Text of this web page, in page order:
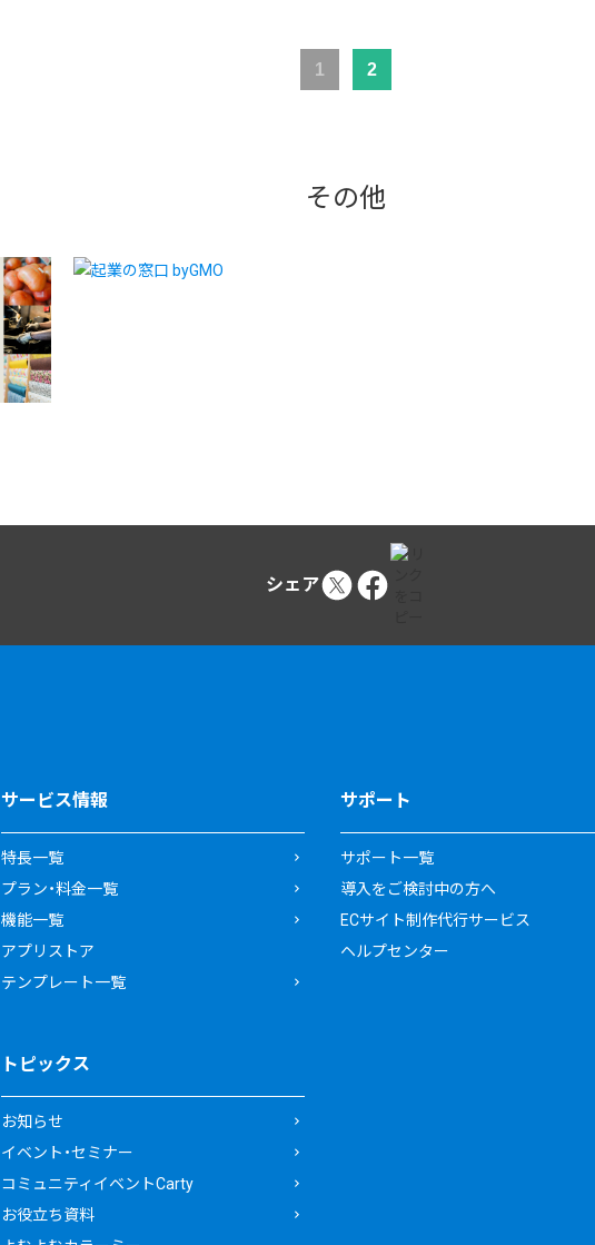
1 2
その他
シェア
サービス情報
特長一覧
プラン・料金一覧
機能一覧
アプリストア
テンプレート一覧
サポート
サポート一覧
導入をご検討中の方へ
ECサイト制作代行サービス
ヘルプセンター
トピックス
お知らせ
イベント・セミナー
コミュニティイベントCarty
お役立ち資料